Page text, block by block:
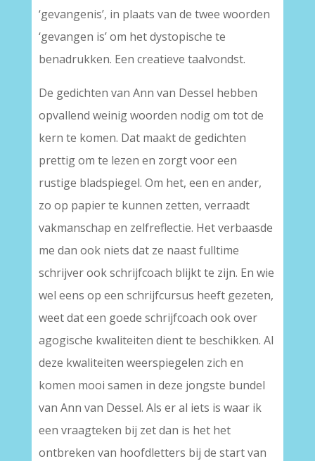
‘gevangenis’, in plaats van de twee woorden
‘gevangen is’ om het dystopische te
benadrukken. Een creatieve taalvondst.
De gedichten van Ann van Dessel hebben
opvallend weinig woorden nodig om tot de
kern te komen. Dat maakt de gedichten
prettig om te lezen en zorgt voor een
rustige bladspiegel. Om het, een en ander,
zo op papier te kunnen zetten, verraadt
vakmanschap en zelfreflectie. Het verbaasde
me dan ook niets dat ze naast fulltime
schrijver ook schrijfcoach blijkt te zijn. En wie
wel eens op een schrijfcursus heeft gezeten,
weet dat een goede schrijfcoach ook over
agogische kwaliteiten dient te beschikken. Al
deze kwaliteiten weerspiegelen zich en
komen mooi samen in deze jongste bundel
van Ann van Dessel. Als er al iets is waar ik
een vraagteken bij zet dan is het het
ontbreken van hoofdletters bij de start van